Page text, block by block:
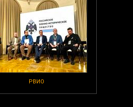
РВИО